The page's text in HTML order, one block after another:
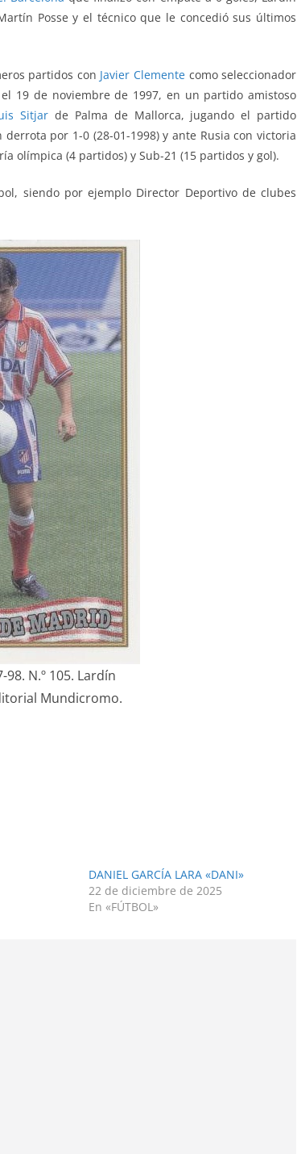
Posse y el técnico que le concedió sus últimos
partidos con Javier Clementecomo seleccionador
19 de noviembre de 1997, en un partido amistoso
Sitjar de Palma de Mallorca, jugando el partido
derrota por 1-0 (28-01-1998) y ante Rusia con victoria
olímpica (4 partidos) y Sub-21 (15 partidos y gol).
siendo por ejemplo Director Deportivo de clubes
98. N.º 105. Lardín
Mundicromo.
DANIEL GARCÍA LARA «DANI»
22 de diciembre de 2025
En «FÚTBOL»